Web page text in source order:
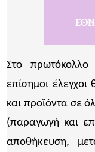
Στο πρωτόκολλο
επίσημοι
και προϊόντα σε
(παραγωγή και
αποθήκευση,